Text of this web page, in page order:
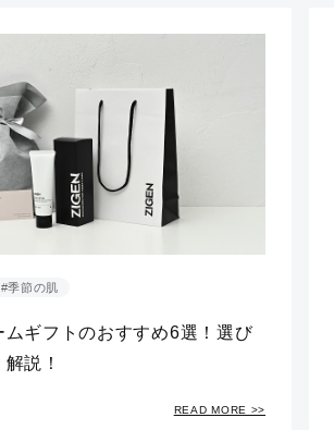
#季節の肌
ムギフトのおすすめ6選！選び
説！
READ MORE >>